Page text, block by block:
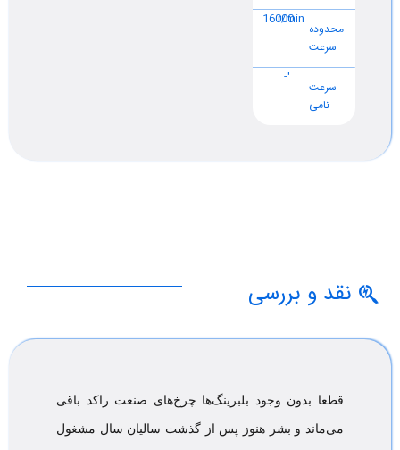
محدوده
سرعت
r/min
16000
سرعت
نامی
'-
نقد و بررسی
قطعا بدون وجود بلبرینگ‌ها چرخ‌های صنعت راکد باقی
می‌ماند و بشر هنوز پس از گذشت سالیان سال مشغول